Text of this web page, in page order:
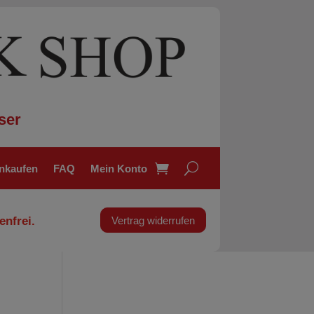
FAQ Mein Konto
Vertrag widerrufen